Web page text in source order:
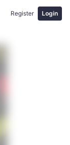
Register Login